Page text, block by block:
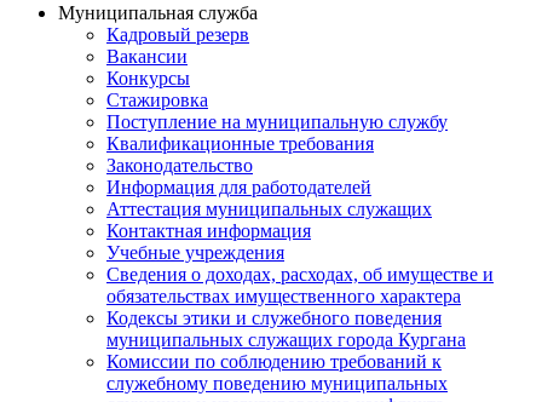
Муниципальная служба
Кадровый резерв
Вакансии
Конкурсы
Стажировка
Поступление на муниципальную службу
Квалификационные требования
Законодательство
Информация для работодателей
Аттестация муниципальных служащих
Контактная информация
Учебные учреждения
Сведения о доходах, расходах, об имуществе и
обязательствах имущественного характера
Кодексы этики и служебного поведения
муниципальных служащих города Кургана
Комиссии по соблюдению требований к
служебному поведению муниципальных